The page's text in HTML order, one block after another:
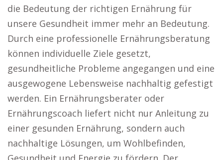
die Bedeutung der richtigen Ernährung für
unsere Gesundheit immer mehr an Bedeutung.
Durch eine professionelle Ernährungsberatung
können individuelle Ziele gesetzt,
gesundheitliche Probleme angegangen und eine
ausgewogene Lebensweise nachhaltig gefestigt
werden. Ein Ernährungsberater oder
Ernährungscoach liefert nicht nur Anleitung zu
einer gesunden Ernährung, sondern auch
nachhaltige Lösungen, um Wohlbefinden,